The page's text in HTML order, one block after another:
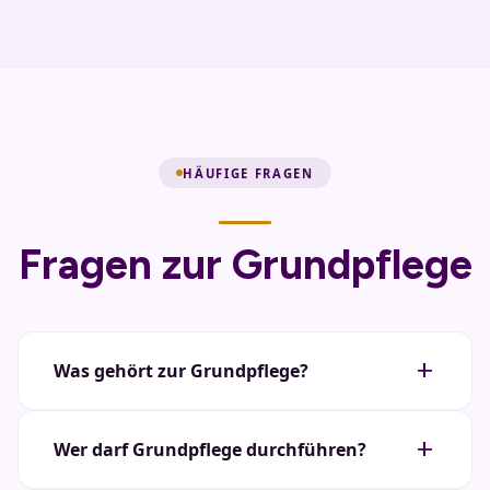
HÄUFIGE FRAGEN
Fragen zur Grundpflege
Was gehört zur Grundpflege? add
Pflegemaßnahmen: Waschen, Duschen, Zahn- und
Wer darf Grundpflege durchführen? add